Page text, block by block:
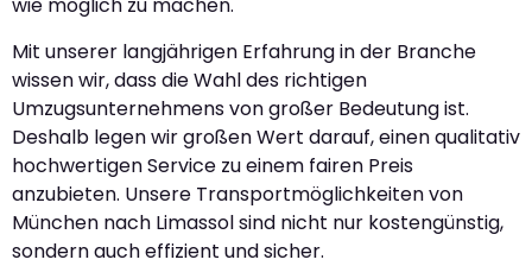
wie möglich zu machen.
Mit unserer langjährigen Erfahrung in der Branche
wissen wir, dass die Wahl des richtigen
Umzugsunternehmens von großer Bedeutung ist.
Deshalb legen wir großen Wert darauf, einen qualitativ
hochwertigen Service zu einem fairen Preis
anzubieten. Unsere Transportmöglichkeiten von
München nach Limassol sind nicht nur kostengünstig,
sondern auch effizient und sicher.